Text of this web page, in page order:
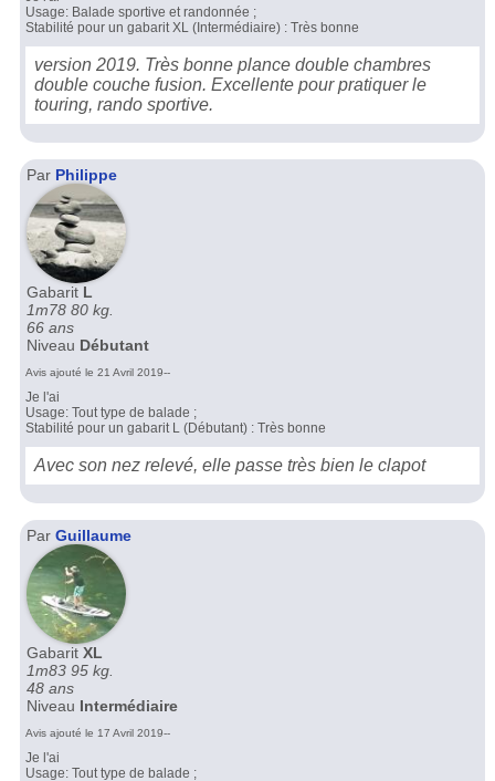
Usage: Balade sportive et randonnée ;
Stabilité pour un gabarit XL (Intermédiaire) : Très bonne
version 2019. Très bonne plance double chambres
double couche fusion. Excellente pour pratiquer le
touring, rando sportive.
Par Philippe
Gabarit L
1m78 80 kg.
66 ans
Niveau Débutant
Avis ajouté le 21 Avril 2019--
Je l'ai
Usage: Tout type de balade ;
Stabilité pour un gabarit L (Débutant) : Très bonne
Avec son nez relevé, elle passe très bien le clapot
Par Guillaume
Gabarit XL
1m83 95 kg.
48 ans
Niveau Intermédiaire
Avis ajouté le 17 Avril 2019--
Je l'ai
Usage: Tout type de balade ;